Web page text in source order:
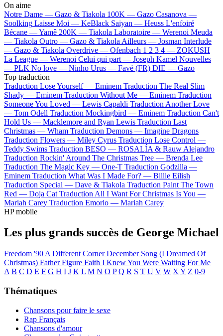
On aime
Notre Dame — Gazo & Tiakola 100K — Gazo Casanova —
Soolking Laisse Moi — KeBlack Saiyan — Heuss L'enfoiré
Bécane —Yamê 200K — Tiakola Laboratoire — Werenoi Meuda
— Tiakola Outro — Gazo & Tiakola Ailleurs — Josman Interlude
— Gazo & Tiakola Overdrive — Ofenbach 1 2 3 4 — ZOKUSH
La League — Werenoi Celui qui part — Joseph Kamel Nouvelles
— PLK No love — Ninho Urus — Favé (FR) DIE — Gazo
Top traduction
Traduction Lose Yourself — Eminem Traduction The Real Slim
Shady — Eminem Traduction Without Me — Eminem Traduction
Someone You Loved — Lewis Capaldi Traduction Another Love
— Tom Odell Traduction Mockingbird — Eminem Traduction Can't
Hold Us — Macklemore and Ryan Lewis Traduction Last
Christmas — Wham Traduction Demons — Imagine Dragons
Traduction Flowers — Miley Cyrus Traduction Lose Control —
Teddy Swims Traduction BESO — ROSALÍA & Rauw Alejandro
Traduction Rockin' Around The Christmas Tree — Brenda Lee
Traduction The Magic Key — One-T Traduction Godzilla —
Eminem Traduction What Was I Made For? — Billie Eilish
Traduction Special — Dave & Tiakola Traduction Paint The Town
Red — Doja Cat Traduction All I Want For Christmas Is You —
Mariah Carey Traduction Emorio — Mariah Carey
HP mobile
Les plus grands succès de George Michael
Freedom '90 A Different CornerDecember Song (I Dreamed Of
Christmas) Father Figure Faith I Knew You Were Waiting For Me
A B C D E F G H I J K L M N O P Q R S T U V W X Y Z 0-9
Thématiques
Chansons pour faire le sexe
Rap Français
Chansons d'amour